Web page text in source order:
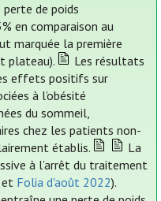
de poids
en comparaison au
marquée la première
plateau).
Les résultats
effets positifs sur
à l’obésité
du sommeil,
chez les patients non-
établis.
La
à l’arrêt du traitement
et Folia d'août 2022).